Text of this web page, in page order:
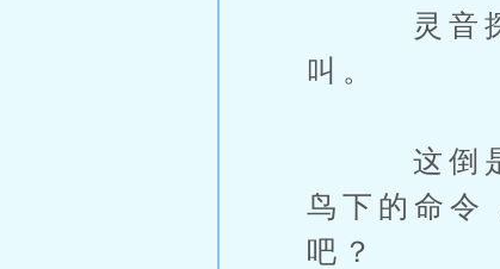
灵音探出
叫。
这倒是稀
鸟下的命令
吧？